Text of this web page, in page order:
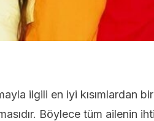
ilgili en iyi kısımlardan
Böylece tüm ailenin